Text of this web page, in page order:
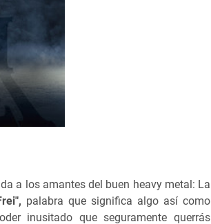
a los amantes del buen heavy metal: La
palabra que significa algo así como
inusitado que seguramente querrás